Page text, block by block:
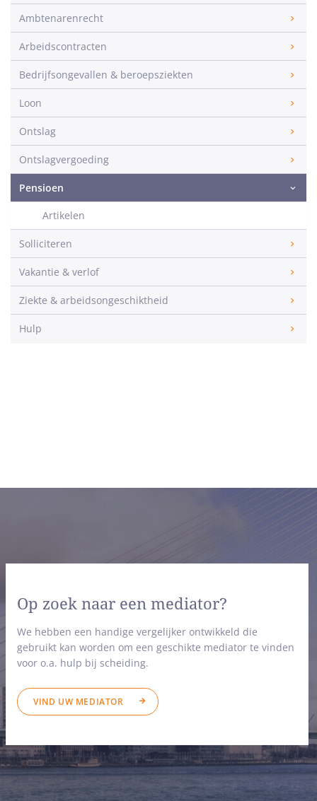
Ambtenarenrecht
Arbeidscontracten
Bedrijfsongevallen & beroepsziekten
Loon
Ontslag
Ontslagvergoeding
Pensioen
Artikelen
Solliciteren
Vakantie & verlof
Ziekte & arbeidsongeschiktheid
Hulp
Op zoek naar een mediator?
We hebben een handige vergelijker ontwikkeld die
gebruikt kan worden om een geschikte mediator te vinden
voor o.a. hulp bij scheiding.
VIND UW MEDIATOR